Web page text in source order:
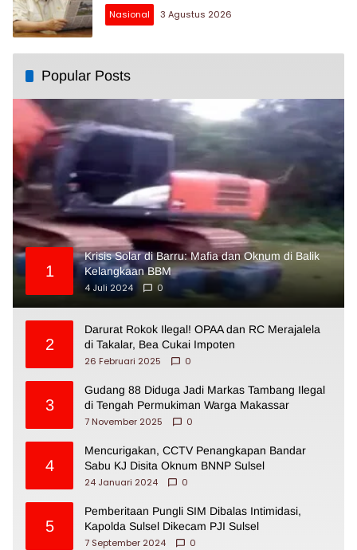
Nasional
3 Agustus 2026
Popular Posts
1
Krisis Solar di Barru: Mafia dan Oknum di Balik
Kelangkaan BBM
4 Juli 2024
0
2
Darurat Rokok Ilegal! OPAA dan RC Merajalela
di Takalar, Bea Cukai Impoten
26 Februari 2025
0
3
Gudang 88 Diduga Jadi Markas Tambang Ilegal
di Tengah Permukiman Warga Makassar
7 November 2025
0
4
Mencurigakan, CCTV Penangkapan Bandar
Sabu KJ Disita Oknum BNNP Sulsel
24 Januari 2024
0
5
Pemberitaan Pungli SIM Dibalas Intimidasi,
Kapolda Sulsel Dikecam PJI Sulsel
7 September 2024
0